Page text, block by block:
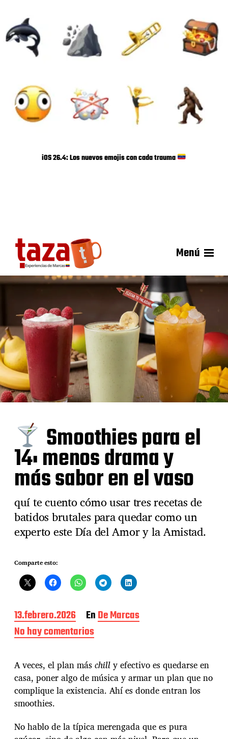
iOS 26.4: Los nuevos emojis con cada trauma
Menú
Smoothies para el
14: menos drama y
más sabor en el vaso
quí te cuento cómo usar tres recetas de
batidos brutales para quedar como un
experto este Día del Amor y la Amistad.
Comparte esto:
F
e
c
d
e
l
a
e
t
13.febrero.2026 EnDe Marcas
No hay comentariose
n
S
m
o
o
i
A veces, el plan máschilly efectivo es quedarse en
casa, poner algo de música y armar un plan que no
complique la existencia. Ahí es donde entran los
smoothies.
No hablo de la típica merengada que es pura